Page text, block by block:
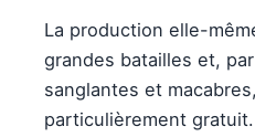
La production elle-
grandes batailles et,
sanglantes et
particulièrement gratuit.